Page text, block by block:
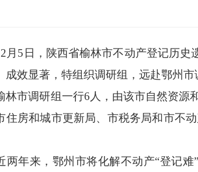
5日，陕西省榆林市不动产登记历史
成效显著，特组织调研组，远赴鄂州市
调研组一行6人，由该市自然资源和
住房和城市更新局、市税务局和市不
来，鄂州市将化解不动产“登记难”